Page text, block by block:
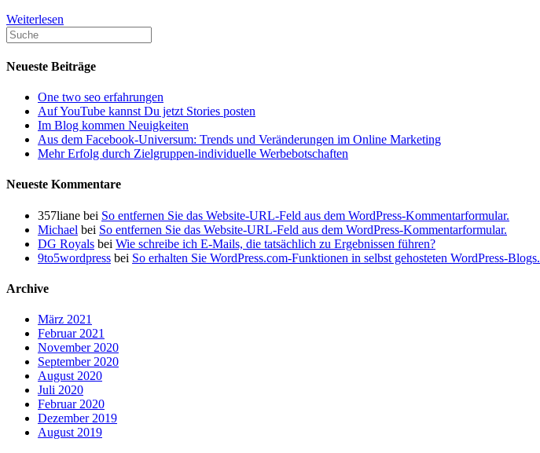
Weiterlesen
Google
Partner
Neueste Beiträge
One two seo erfahrungen
Auf YouTube kannst Du jetzt Stories posten
Im Blog kommen Neuigkeiten
Aus dem Facebook-Universum: Trends und Veränderungen im Online Marketing
Mehr Erfolg durch Zielgruppen-individuelle Werbebotschaften
Neueste Kommentare
357liane bei So entfernen Sie das Website-URL-Feld aus dem WordPress-Kommentarformular.
Michael bei So entfernen Sie das Website-URL-Feld aus dem WordPress-Kommentarformular.
DG Royals bei Wie schreibe ich E-Mails, die tatsächlich zu Ergebnissen führen?
9to5wordpress bei So erhalten Sie WordPress.com-Funktionen in selbst gehosteten WordPress-Blogs.
Archive
März 2021
Februar 2021
November 2020
September 2020
August 2020
Juli 2020
Februar 2020
Dezember 2019
August 2019